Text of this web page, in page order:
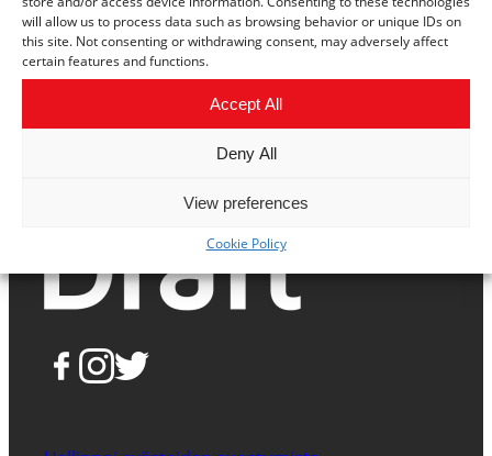
will allow us to process data such as browsing behavior or unique IDs on
this site. Not consenting or withdrawing consent, may adversely affect
certain features and functions.
Accept All
Deny All
View preferences
Cookie Policy
ja Itä-Savon Uusyrityskeskuksen toteuttama.